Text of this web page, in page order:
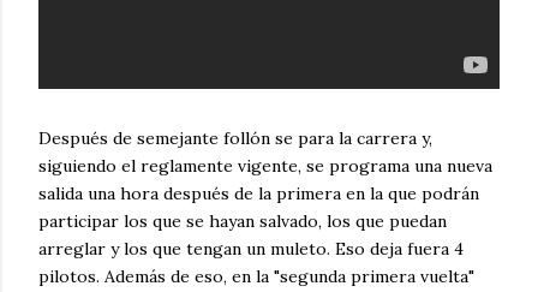
Después de semejante follón se para la carrera y,
siguiendo el reglamente vigente, se programa una nueva
salida una hora después de la primera en la que podrán
participar los que se hayan salvado, los que puedan
arreglar y los que tengan un muleto. Eso deja fuera 4
pilotos. Además de eso, en la "segunda primera vuelta"